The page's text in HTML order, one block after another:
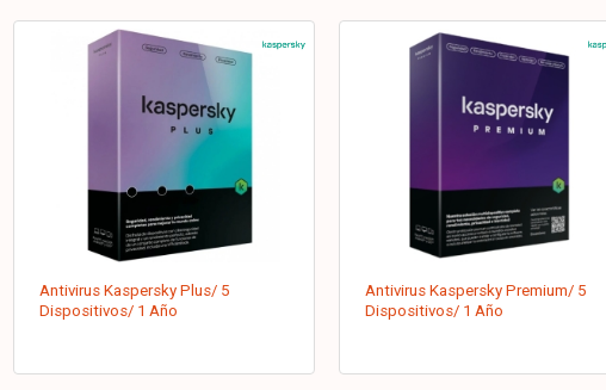
Antivirus Kaspersky Plus/ 5
Dispositivos/ 1 Año
Antivirus Kaspersky Premium/ 5
Dispositivos/ 1 Año